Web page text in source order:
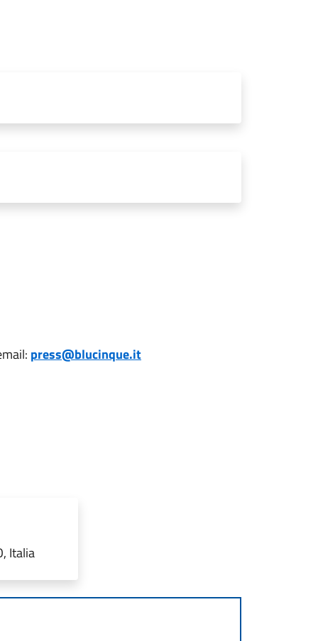
press@blucinque.it
Italia